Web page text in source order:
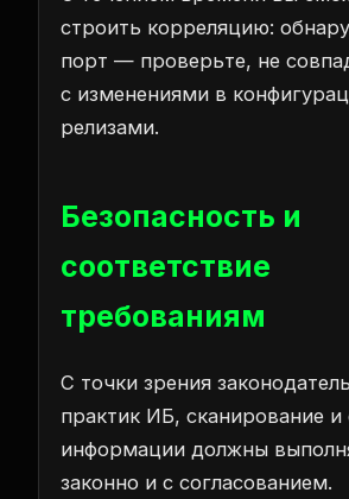
строить корреляцию:
порт — проверьте, не
с изменениями в
релизами.
Безопасность и
соответствие
требованиям
С точки зрения
практик ИБ, сканирование и
информации должны
законно и с согласованием.